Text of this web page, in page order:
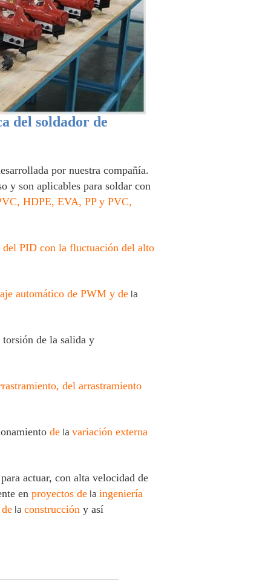
del soldador de
por nuestra compañía.
y son aplicables para soldar con
HDPE, EVA, PP y PVC,
PID con la fluctuación del alto
automático de PWM y de la
de la salida y
del arrastramiento
de la variación externa
actuar, con alta velocidad de
en proyectos de la ingeniería
la construcción y así